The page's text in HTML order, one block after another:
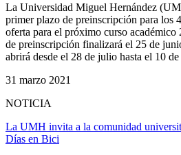
La Universidad Miguel Hernández
primer plazo de preinscripción para los
oferta para el próximo curso
de preinscripción finalizará el 25 de
abrirá desde el 28 de julio hasta el 10
31 marzo 2021
NOTICIA
La UMH invita a la comunidad
Días en Bici